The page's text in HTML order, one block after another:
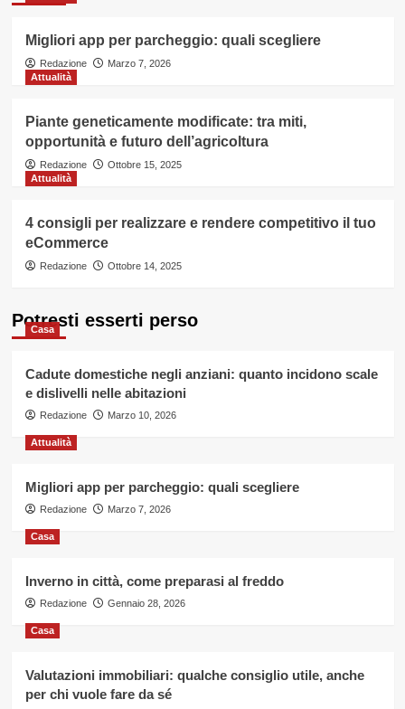
Migliori app per parcheggio: quali scegliere
Redazione
Marzo 7, 2026
Attualità
Piante geneticamente modificate: tra miti,
opportunità e futuro dell’agricoltura
Redazione
Ottobre 15, 2025
Attualità
4 consigli per realizzare e rendere competitivo il tuo
eCommerce
Redazione Ottobre 14, 2025
Potresti esserti perso
Casa
Cadute domestiche negli anziani: quanto incidono scale
e dislivelli nelle abitazioni
Redazione Marzo 10, 2026
Attualità
Migliori app per parcheggio: quali scegliere
Redazione Marzo 7, 2026
Casa
Inverno in città, come preparasi al freddo
Redazione Gennaio 28, 2026
Casa
Valutazioni immobiliari: qualche consiglio utile, anche
per chi vuole fare da sé